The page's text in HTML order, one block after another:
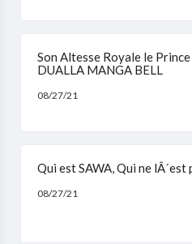
Son Altesse Royale le
DUALLA MANGA BELL
08/27/21
Qui est SAWA, Qui ne lÂ´est
08/27/21